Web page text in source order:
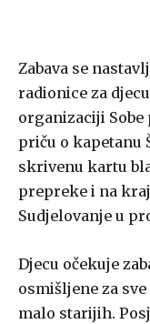
Zabava se
radionice za
organizaciji
priču o kapetanu
skrivenu kartu
prepreke i na
Sudjelovanje u
Djecu očekuje
osmišljene za
malo starijih.